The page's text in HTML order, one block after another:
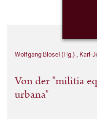
Wolfgang Blösel (Hg.) , Karl-
Von der "militia
urbana"